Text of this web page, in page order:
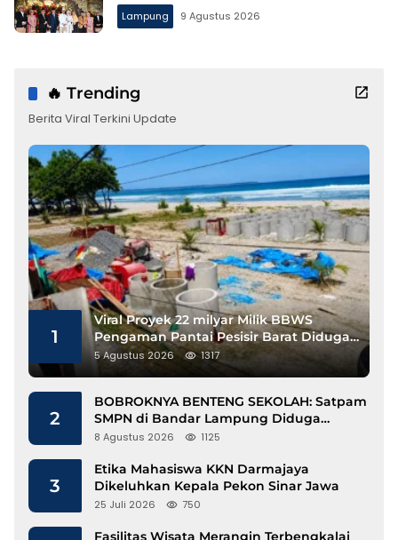
Lampung 9 Agustus 2026
🔥 Trending
Berita Viral Terkini Update
1
Viral Proyek 22 milyar Milik BBWS
Pengaman Pantai Pesisir Barat Diduga
Gunakan Besi Banci
5 Agustus 2026 1317
2
BOBROKNYA BENTENG SEKOLAH: Satpam
SMPN di Bandar Lampung Diduga
Lecehkan Siswi
8 Agustus 2026 1125
3
Etika Mahasiswa KKN Darmajaya
Dikeluhkan Kepala Pekon Sinar Jawa
25 Juli 2026 750
Fasilitas Wisata Merangin Terbengkalai